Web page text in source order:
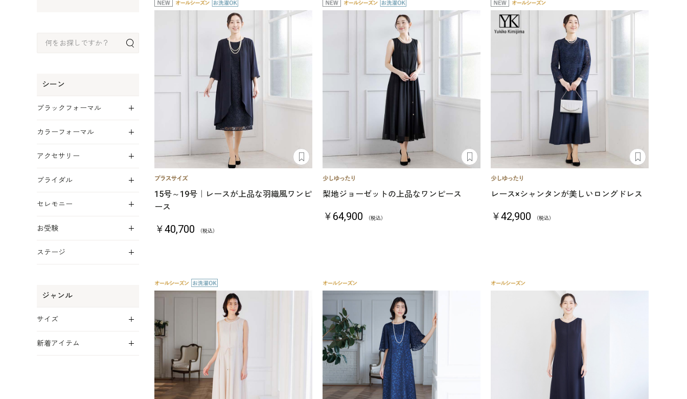
15号～19号｜レースが上品な羽織風ワンピ
ース
￥40,700 （税込）
梨地ジョーゼットの上品なワンピース
￥64,900 （税込）
レース×シャンタンが美しいロングドレス
￥42,900 （税込）
シーン
ブラックフォーマル
カラーフォーマル
アクセサリー
ブライダル
セレモニー
お受験
ステージ
ジャンル
サイズ
新着アイテム